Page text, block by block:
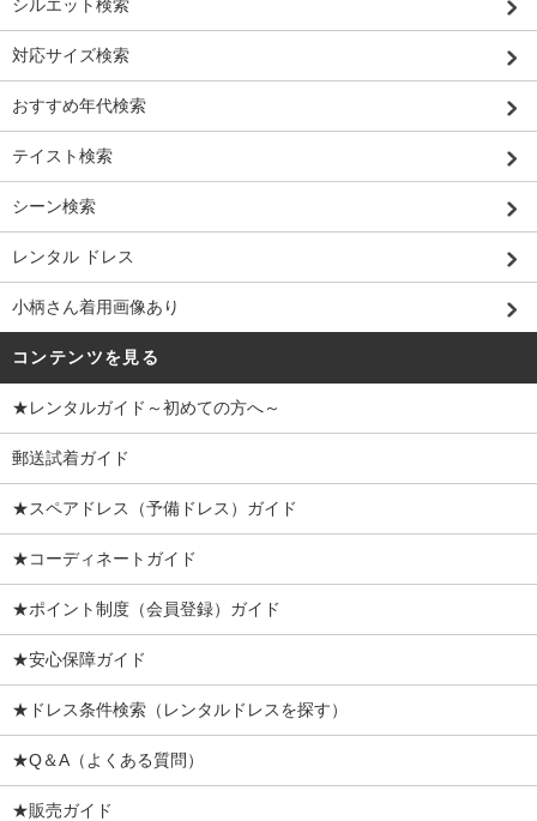
シルエット検索
対応サイズ検索
おすすめ年代検索
テイスト検索
シーン検索
レンタル ドレス
小柄さん着用画像あり
コンテンツを見る
★レンタルガイド～初めての方へ～
郵送試着ガイド
★スペアドレス（予備ドレス）ガイド
★コーディネートガイド
★ポイント制度（会員登録）ガイド
★安心保障ガイド
★ドレス条件検索（レンタルドレスを探す）
★Q＆A（よくある質問）
★販売ガイド